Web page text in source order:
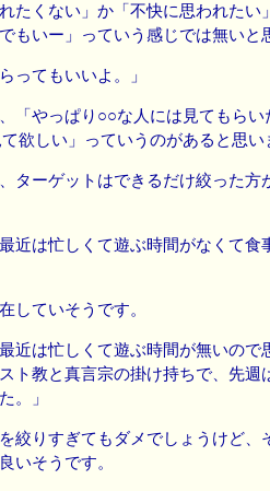
れたくない」か「不快に思われたい
もいー」っていう感じでは無いと
ってもいいよ。」
「やっぱり○○な人には見てもら
て欲しい」っていうのがあると思い
ターゲットはできるだけ絞った方
最近は忙しくて遊ぶ時間がなくて食
していそうです。
最近は忙しくて遊ぶ時間が無いので
ト教と真言宗の掛け持ちで、先週
。」
絞りすぎてもダメでしょうけど、
いそうです。